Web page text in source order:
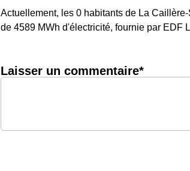
Actuellement, les 0 habitants de La
de 4589 MWh d'électricité, fournie par EDF
Laisser un commentaire*